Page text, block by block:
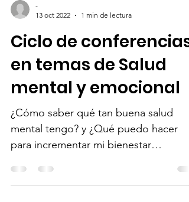
-
13 oct 2022
1 min de lectura
Ciclo de conferencias
en temas de Salud
mental y emocional
¿Cómo saber qué tan buena salud
mental tengo? y ¿Qué puedo hacer
para incrementar mi bienestar